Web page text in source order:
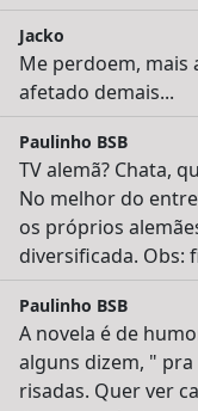
Jacko
Me perdoem, mais
afetado demais...
Paulinho BSB
TV alemã? Chata,
No melhor do
os próprios
diversificada. Obs:
Paulinho BSB
A novela é de
alguns dizem, "
risadas. Quer ver